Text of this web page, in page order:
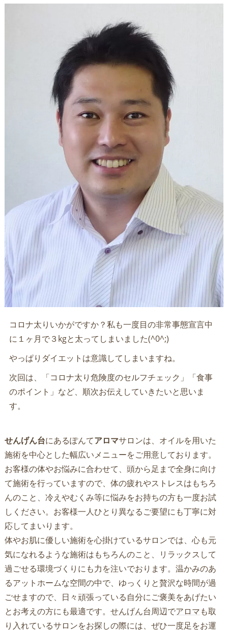
コロナ太りいかがですか？私も一度目の非常事態宣言中
に１ヶ月で３kgと太ってしまいました(^0^;)
やっぱりダイエットは意識してしまいますね。
次回は、「コロナ太り危険度のセルフチェック」「食事
のポイント」など、順次お伝えしていきたいと思いま
す。
せんげん台にあるぽんてアロマサロンは、オイルを用いた
施術を中心とした幅広いメニューをご用意しております。
お客様の体やお悩みに合わせて、頭から足まで全身に向け
て施術を行っていますので、体の疲れやストレスはもちろ
んのこと、冷えやむくみ等に悩みをお持ちの方も一度お試
しください。お客様一人ひとり異なるご要望にも丁寧に対
応してまいります。
体やお肌に優しい施術を心掛けているサロンでは、心も元
気になれるような施術はもちろんのこと、リラックスして
過ごせる環境づくりにも力を注いでおります。温かみのあ
るアットホームな空間の中で、ゆっくりと贅沢な時間が過
ごせますので、日々頑張っている自分にご褒美をあげたい
とお考えの方にも最適です。 せんげん台周辺でアロマも取
り入れているサロンをお探しの際には、ぜひ一度足をお運